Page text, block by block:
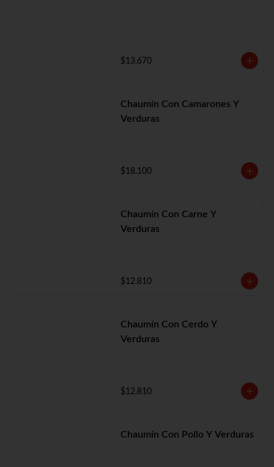
$13.670
Chaumín Con Camarones Y
Verduras
$18.100
Chaumín Con Carne Y
Verduras
$12.810
Chaumín Con Cerdo Y
Verduras
$12.810
Chaumín Con Pollo Y Verduras